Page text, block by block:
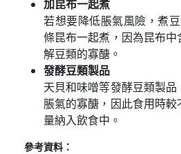
加昆布一起煮
若想要降低脹氣風險，煮
條昆布一起煮，因為昆布
解豆類的寡醣。
發酵豆類製品
天貝和味噌等發酵豆類製
脹氣的寡醣，因此食用時
量納入飲食中。
參考資料：